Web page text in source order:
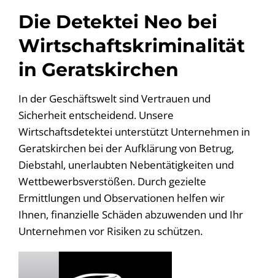
Die Detektei Neo bei
Wirtschaftskriminalität
in Geratskirchen
In der Geschäftswelt sind Vertrauen und
Sicherheit entscheidend. Unsere
Wirtschaftsdetektei unterstützt Unternehmen in
Geratskirchen bei der Aufklärung von Betrug,
Diebstahl, unerlaubten Nebentätigkeiten und
Wettbewerbsverstößen. Durch gezielte
Ermittlungen und Observationen helfen wir
Ihnen, finanzielle Schäden abzuwenden und Ihr
Unternehmen vor Risiken zu schützen.